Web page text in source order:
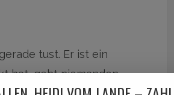
tust. Er ist ein
hat, geht niemanden